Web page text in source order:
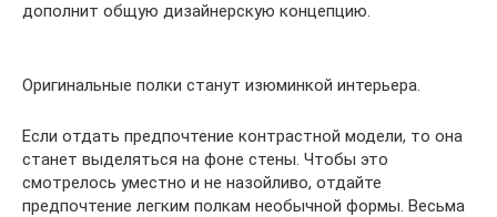
дополнит общую дизайнерскую концепцию.
Оригинальные полки станут изюминкой интерьера.
Если отдать предпочтение контрастной модели, то она
станет выделяться на фоне стены. Чтобы это
смотрелось уместно и не назойливо, отдайте
предпочтение легким полкам необычной формы. Весьма